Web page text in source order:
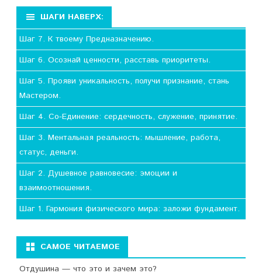
ШАГИ НАВЕРХ:
Шаг 7. К твоему Предназначению.
Шаг 6. Осознай ценности, расставь приоритеты.
Шаг 5. Прояви уникальность, получи признание, стань
Мастером.
Шаг 4. Со-Единение: сердечность, служение, принятие.
Шаг 3. Ментальная реальность: мышление, работа,
статус, деньги.
Шаг 2. Душевное равновесие: эмоции и
взаимоотношения.
Шаг 1. Гармония физического мира: заложи фундамент.
САМОЕ ЧИТАЕМОЕ
Отдушина — что это и зачем это?